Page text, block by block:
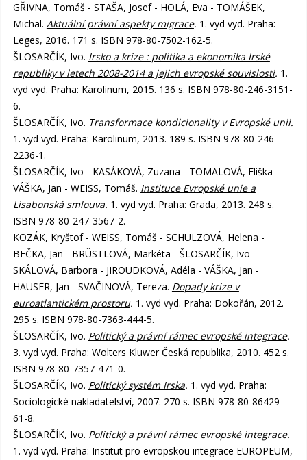
GŘIVNA, Tomáš - STAŠA, Josef - HOLÁ, Eva - TOMÁŠEK,
Michal. Aktuální právní aspekty migrace. 1. vyd vyd. Praha:
Leges, 2016. 171 s. ISBN 978-80-7502-162-5.
ŠLOSARČÍK, Ivo. Irsko a krize : politika a ekonomika Irské
republiky v letech 2008-2014 a jejich evropské souvislosti. 1.
vyd vyd. Praha: Karolinum, 2015. 136 s. ISBN 978-80-246-3151-
6.
ŠLOSARČÍK, Ivo. Transformace kondicionality v Evropské unii.
1. vyd vyd. Praha: Karolinum, 2013. 189 s. ISBN 978-80-246-
2236-1.
ŠLOSARČÍK, Ivo - KASÁKOVÁ, Zuzana - TOMALOVÁ, Eliška -
VÁŠKA, Jan - WEISS, Tomáš. Instituce Evropské unie a
Lisabonská smlouva. 1. vyd vyd. Praha: Grada, 2013. 248 s.
ISBN 978-80-247-3567-2.
KOZÁK, Kryštof - WEISS, Tomáš - SCHULZOVÁ, Helena -
BEČKA, Jan - BRÜSTLOVÁ, Markéta - ŠLOSARČÍK, Ivo -
SKÁLOVÁ, Barbora - JIROUDKOVÁ, Adéla - VÁŠKA, Jan -
HAUSER, Jan - SVAČINOVÁ, Tereza. Dopady krize v
euroatlantickém prostoru. 1. vyd vyd. Praha: Dokořán, 2012.
295 s. ISBN 978-80-7363-444-5.
ŠLOSARČÍK, Ivo. Politický a právní rámec evropské integrace.
3. vyd vyd. Praha: Wolters Kluwer Česká republika, 2010. 452 s.
ISBN 978-80-7357-471-0.
ŠLOSARČÍK, Ivo. Politický systém Irska. 1. vyd vyd. Praha:
Sociologické nakladatelství, 2007. 270 s. ISBN 978-80-86429-
61-8.
ŠLOSARČÍK, Ivo. Politický a právní rámec evropské integrace.
1. vyd vyd. Praha: Institut pro evropskou integrace EUROPEUM,